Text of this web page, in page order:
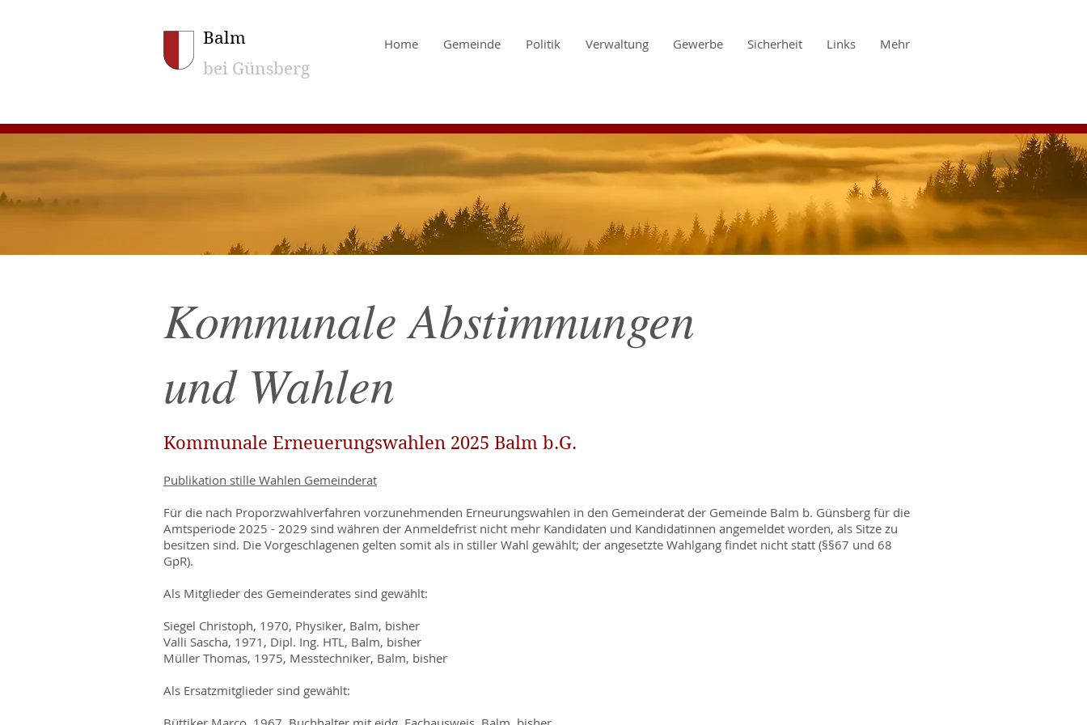
Balm
bei Günsberg
Home Gemeinde Politik Verwaltung Gewerbe Sicherheit Links Mehr
Kommunale Abstimmungen
und Wahlen
Kommunale Erneuerungswahlen 2025 Balm b.G.
Publikation stille Wahlen Gemeinderat
Für die nach Proporzwahlverfahren vorzunehmenden Erneurungswahlen in den Gemeinderat der Gemeinde Balm b. Günsberg für die
Amtsperiode 2025 - 2029 sind währen der Anmeldefrist nicht mehr Kandidaten und Kandidatinnen angemeldet worden, als Sitze zu
besitzen sind. Die Vorgeschlagenen gelten somit als in stiller Wahl gewählt; der angesetzte Wahlgang findet nicht statt (§§67 und 68
GpR).
Als Mitglieder des Gemeinderates sind gewählt:
Siegel Christoph, 1970, Physiker, Balm, bisher
Valli Sascha, 1971, Dipl. Ing. HTL, Balm, bisher
Müller Thomas, 1975, Messtechniker, Balm, bisher
Als Ersatzmitglieder sind gewählt: